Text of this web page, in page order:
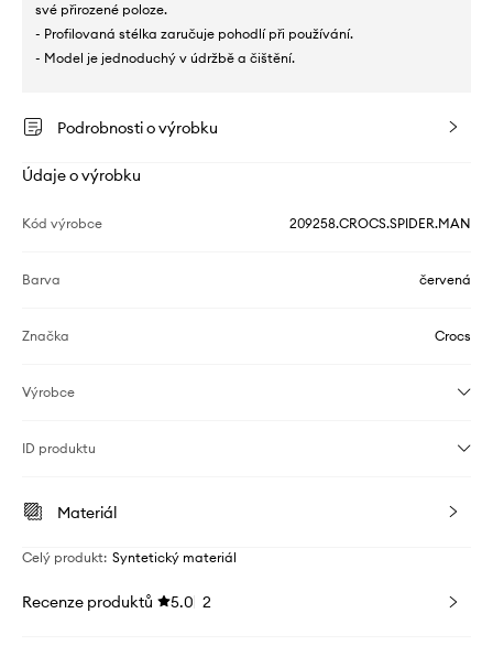
své přirozené poloze.
- Profilovaná stélka zaručuje pohodlí při používání.
- Model je jednoduchý v údržbě a čištění.
Podrobnosti o výrobku
Údaje o výrobku
Kód výrobce 209258.CROCS.SPIDER.MAN
Barva červená
Značka Crocs
Výrobce
ID produktu
Materiál
Celý produkt: Syntetický materiál
Recenze produktů 5.0 2